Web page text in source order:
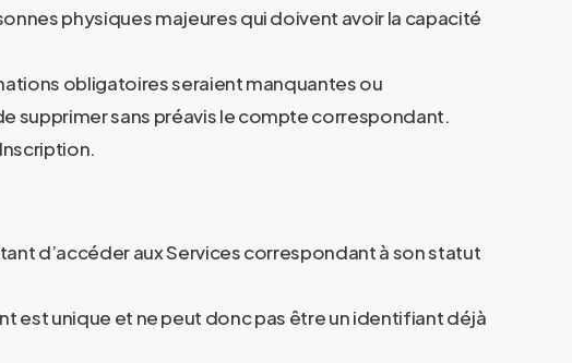
physiques majeures qui doivent avoir la capacité
obligatoires seraient manquantes ou
supprimer sans préavis le compte correspondant.
d’accéder aux Services correspondant à son statut
est unique et ne peut donc pas être un identifiant déjà